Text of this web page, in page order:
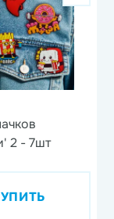
2 - 7шт